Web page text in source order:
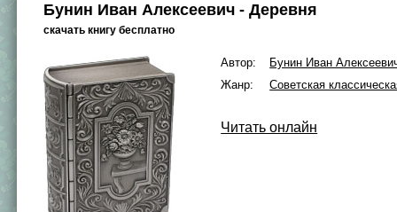
Бунин Иван Алексеевич - Деревня
скачать книгу бесплатно
Автор:
Бунин Иван
Жанр:
Советская
Читать онлайн